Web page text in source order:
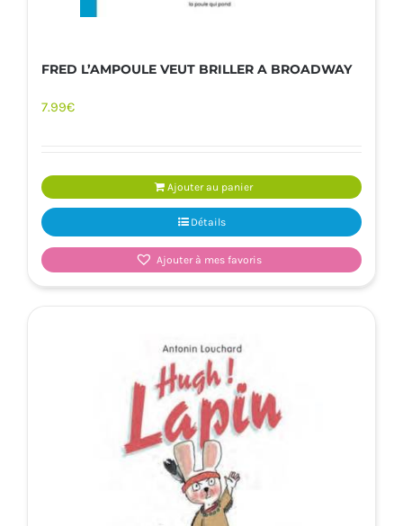
FRED L’AMPOULE VEUT BRILLER A BROADWAY
7.99€
Ajouter au panier
Détails
Ajouter à mes favoris